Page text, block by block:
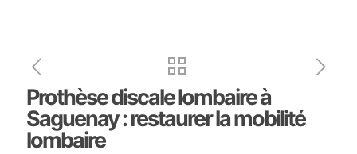
Prothèse discale lombaire à
Saguenay : restaurer la mobilité
lombaire